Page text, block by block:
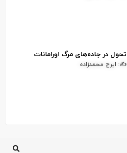
تحول در جاده‌های مرگ اورامانات
✍: ایرج محمدزاده